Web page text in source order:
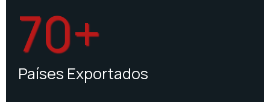
70+
Países Exportados